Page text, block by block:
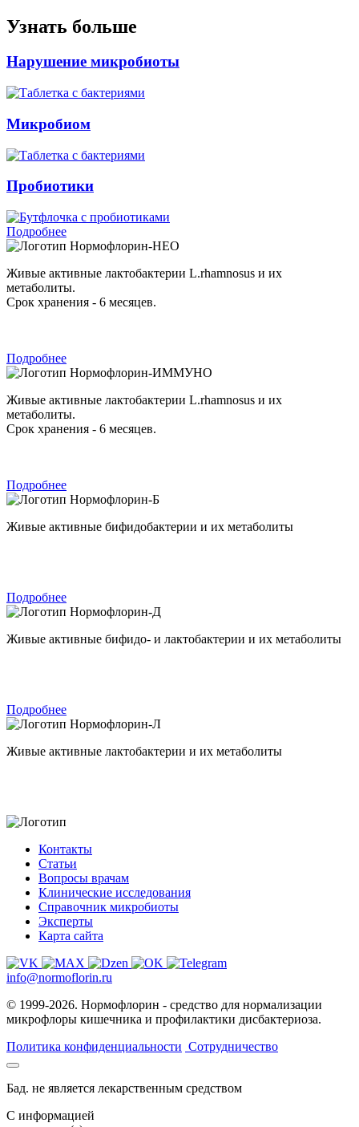
Узнать больше
Нарушение микробиоты
Микробиом
Пробиотики
Подробнее
Нормофлорин-НЕО
Живые активные лактобактерии L.rhamnosus и их
метаболиты.
Срок хранения - 6 месяцев.
Подробнее
Нормофлорин-ИММУНО
Живые активные лактобактерии L.rhamnosus и их
метаболиты.
Срок хранения - 6 месяцев.
Подробнее
Нормофлорин-Б
Живые активные бифидобактерии и их метаболиты
Подробнее
Нормофлорин-Д
Живые активные бифидо- и лактобактерии и их метаболиты
Подробнее
Нормофлорин-Л
Живые активные лактобактерии и их метаболиты
Контакты
Статьи
Вопросы врачам
Клинические исследования
Справочник микробиоты
Эксперты
Карта сайта
info@normoflorin.ru
© 1999-2026. Нормофлорин - средство для нормализации
микрофлоры кишечника и профилактики дисбактериоза.
Политика конфиденциальности Сотрудничество
Бад. не является лекарственным средством
C информацией